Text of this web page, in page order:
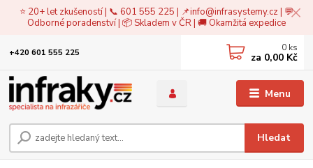
⭐ 20+ let zkušeností | 📞 601 555 225 | 📌info@infrasystemy.cz| 💬
Odborné poradenství | 📦 Skladem v ČR | 🚚 Okamžitá expedice
Menu
Hledat
+420 601 555 225 0 ks
za 0,00 Kč